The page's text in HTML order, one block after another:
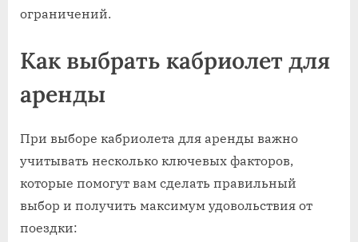
ограничений.
Как выбрать кабриолет для
аренды
При выборе кабриолета для аренды важно
учитывать несколько ключевых факторов,
которые помогут вам сделать правильный
выбор и получить максимум удовольствия от
поездки: